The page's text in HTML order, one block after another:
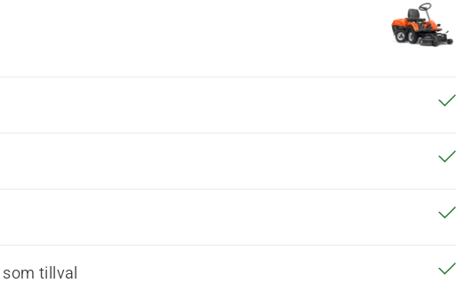
tillval